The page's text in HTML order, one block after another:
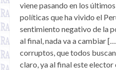
viene pasando en los
políticas que ha vivido el
sentimiento negativo de la
al final, nada va a cambiar
corruptos, que todos
claro, ya al final este elector